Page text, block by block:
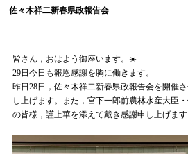
佐々木祥二新春県政報告会
皆さん，おはよう御座います。☀️
29日今日も報恩感謝を胸に働きます。
昨日28日，佐々木祥二新春県政報告会を開催
し上げます。また，宮下一郎前農林水産大臣
の皆様，謹上華を添えて戴き感謝申し上げます